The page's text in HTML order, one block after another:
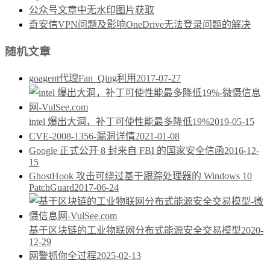
公众号文章中无水印图片获取
奇安信VPN问题及影响OneDrive无法登录问题的解决
随机文章
goagent代理Fan_Qing利用 2017-07-27
intel 爆出大洞，补丁可使性能最多降低19%2019-05-15
CVE-2008-1356-漏洞详情2021-01-08
Google 正式公开 8 封来自 FBI 的国家安全信函2016-12-
15
GhostHook 攻击可绕过基于跟踪处理器的 Windows 10
PatchGuard2017-06-24
基于区块链的工业物联网分布式能源安全交易模型2020-
12-29
网警抓你全过程2025-02-13